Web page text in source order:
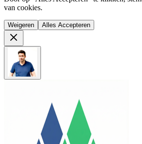
van cookies.
Weigeren Alles Accepteren